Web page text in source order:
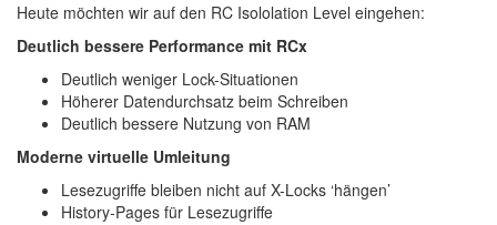
Heute möchten wir auf den RC Isololation Level eingehen:
Deutlich bessere Performance mit RCx
Deutlich weniger Lock-Situationen
Höherer Datendurchsatz beim Schreiben
Deutlich bessere Nutzung von RAM
Moderne virtuelle Umleitung
Lesezugriffe bleiben nicht auf X-Locks ‘hängen’
History-Pages für Lesezugriffe